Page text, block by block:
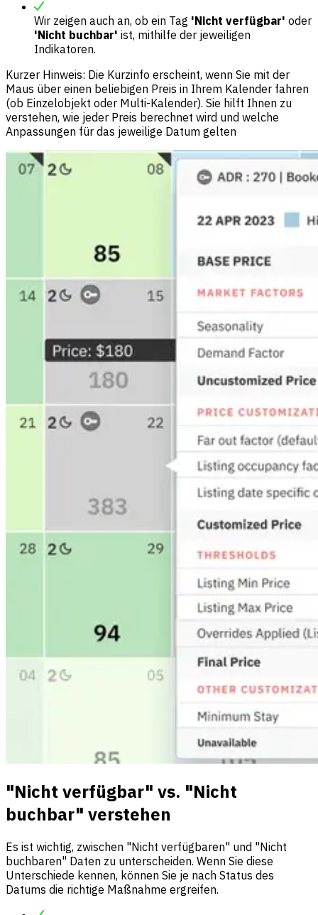
Wir zeigen auch an, ob ein Tag 'Nicht verfügbar' oder
'Nicht buchbar' ist, mithilfe der jeweiligen
Indikatoren.
Kurzer Hinweis: Die Kurzinfo erscheint, wenn Sie mit der
Maus über einen beliebigen Preis in Ihrem Kalender fahren
(ob Einzelobjekt oder Multi-Kalender). Sie hilft Ihnen zu
verstehen, wie jeder Preis berechnet wird und welche
Anpassungen für das jeweilige Datum gelten
"Nicht verfügbar" vs. "Nicht
buchbar" verstehen
Es ist wichtig, zwischen "Nicht verfügbaren" und "Nicht
buchbaren" Daten zu unterscheiden. Wenn Sie diese
Unterschiede kennen, können Sie je nach Status des
Datums die richtige Maßnahme ergreifen.